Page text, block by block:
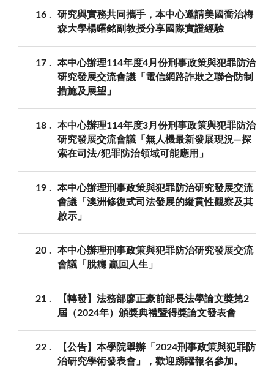
16
研究與實務共同攜手，本中心邀請美國喬治梅
森大學楊曙銘副教授分享國際實證經驗
17
本中心辦理114年度4月份刑事政策與犯罪防治
研究發展交流會議「電信網路詐欺之聯合防制
措施及展望」
18
本中心辦理114年度3月份刑事政策與犯罪防治
研究發展交流會議「無人機最新發展現況—探
索在司法/犯罪防治領域可能應用」
19
本中心辦理刑事政策與犯罪防治研究發展交流
會議「澳洲修復式司法發展的縱貫性觀察及其
啟示」
20
本中心辦理刑事政策與犯罪防治研究發展交流
會議「脫癮 贏回人生」
21
【轉發】法務部廖正豪前部長法學論文獎第2
屆（2024年）頒獎典禮暨得獎論文發表會
22
【公告】本學院舉辦「2024刑事政策與犯罪防
治研究學術發表會」，歡迎踴躍報名參加。